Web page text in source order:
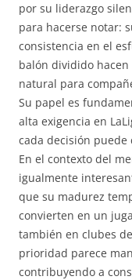
por su liderazgo
para hacerse notar:
consistencia en el
balón dividido
natural para
Su papel es
alta exigencia en
cada decisión
En el contexto del
igualmente
que su madurez
convierten en un
también en clubes
prioridad parece
contribuyendo a